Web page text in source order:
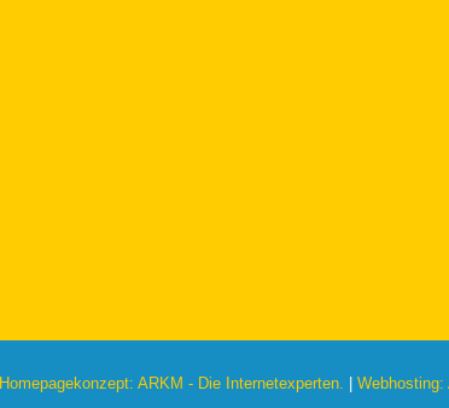
Homepagekonzept: ARKM - Die Internetexperten. Webhosting: